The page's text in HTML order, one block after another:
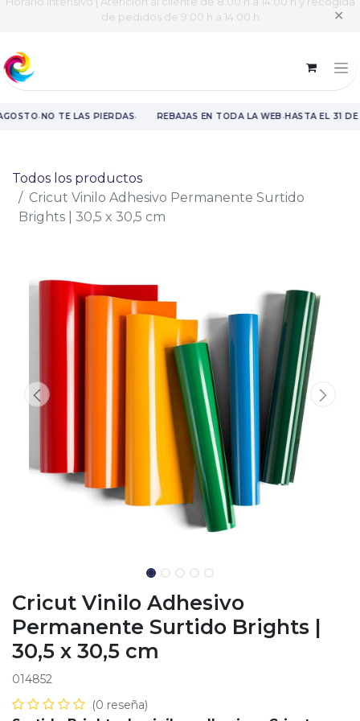
Horario intensivo | Atención al cliente de 8:00 h a 14:00 h y recogida
de pedidos de 9:00 h a 14:00 h ✕
·NO TE LAS PIERDAS· REBAJAS EN TODA LA WEB·HASTA EL 31 DE
Todos los productos
Cricut Vinilo Adhesivo Permanente Surtido
Brights | 30,5 x 30,5 cm
Cricut Vinilo Adhesivo
Permanente Surtido Brights |
30,5 x 30,5 cm
014852
(0 reseña)